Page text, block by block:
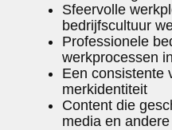
Sfeervolle
bedrijfscultuur
Professionele
werkprocessen
Een consistente
merkidentiteit
Content die
media en